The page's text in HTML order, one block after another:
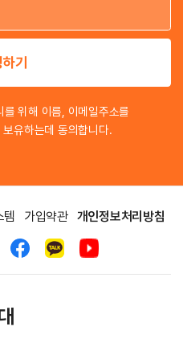
이
기
위해 이름, 이메일주소를
유하는데 동의합니다.
템 가입약관 개인정보처리방침